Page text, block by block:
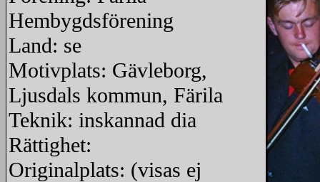
Hembygdsförening
Land: se
Motivplats: Gävleborg,
Ljusdals kommun, Färila
Teknik: inskannad dia
Rättighet:
Originalplats: (visas ej